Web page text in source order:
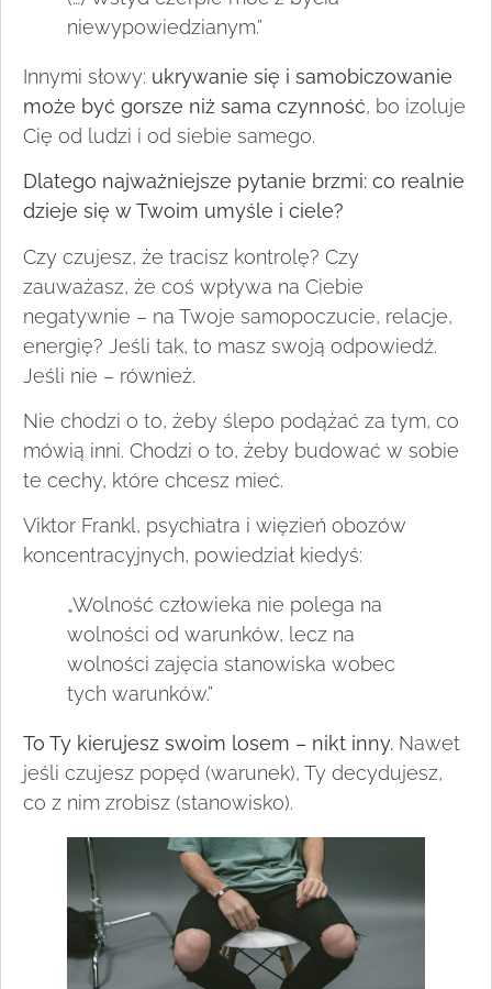
niewypowiedzianym.”
Innymi słowy: ukrywanie się i samobiczowanie
może być gorsze niż sama czynność, bo izoluje
Cię od ludzi i od siebie samego.
Dlatego najważniejsze pytanie brzmi: co realnie
dzieje się w Twoim umyśle i ciele?
Czy czujesz, że tracisz kontrolę? Czy
zauważasz, że coś wpływa na Ciebie
negatywnie – na Twoje samopoczucie, relacje,
energię? Jeśli tak, to masz swoją odpowiedź.
Jeśli nie – również.
Nie chodzi o to, żeby ślepo podążać za tym, co
mówią inni. Chodzi o to, żeby budować w sobie
te cechy, które chcesz mieć.
Viktor Frankl, psychiatra i więzień obozów
koncentracyjnych, powiedział kiedyś:
„Wolność człowieka nie polega na
wolności od warunków, lecz na
wolności zajęcia stanowiska wobec
tych warunków.”
To Ty kierujesz swoim losem – nikt inny. Nawet
jeśli czujesz popęd (warunek), Ty decydujesz,
co z nim zrobisz (stanowisko).